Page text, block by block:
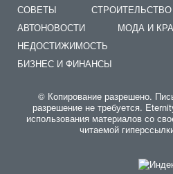
СОВЕТЫ
АВТОНОВОСТИ
МОДА И
НЕДОСТИЖИМОСТЬ
БИЗНЕС И ФИНАНСЫ
© Копирование разрешено.
разрешение не требуется.
использования материалов со
читаемой